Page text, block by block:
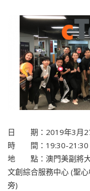
日 期：2019年3月
時 間：19:30-21:30 (
地 點：澳門美副將大
文創綜合服務中心 (聖
旁)